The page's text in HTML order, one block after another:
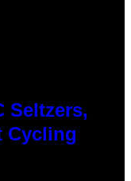
Seltzers,
Cycling